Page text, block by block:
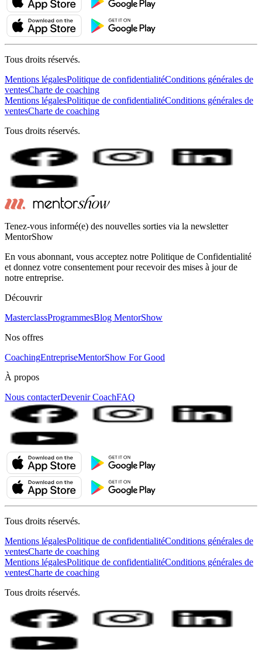
Tous droits réservés.
Mentions légalesPolitique de confidentialitéConditions générales de
ventesCharte de coaching
Mentions légalesPolitique de confidentialitéConditions générales de
ventesCharte de coaching
Tous droits réservés.
Tenez-vous informé(e) des nouvelles sorties via la newsletter
MentorShow
En vous abonnant, vous acceptez notre Politique de Confidentialité
et donnez votre consentement pour recevoir des mises à jour de
notre entreprise.
Découvrir
MasterclassProgrammesBlog MentorShow
Nos offres
CoachingEntrepriseMentorShow For Good
À propos
Nous contacterDevenir CoachFAQ
Tous droits réservés.
Mentions légalesPolitique de confidentialitéConditions générales de
ventesCharte de coaching
Mentions légalesPolitique de confidentialitéConditions générales de
ventesCharte de coaching
Tous droits réservés.